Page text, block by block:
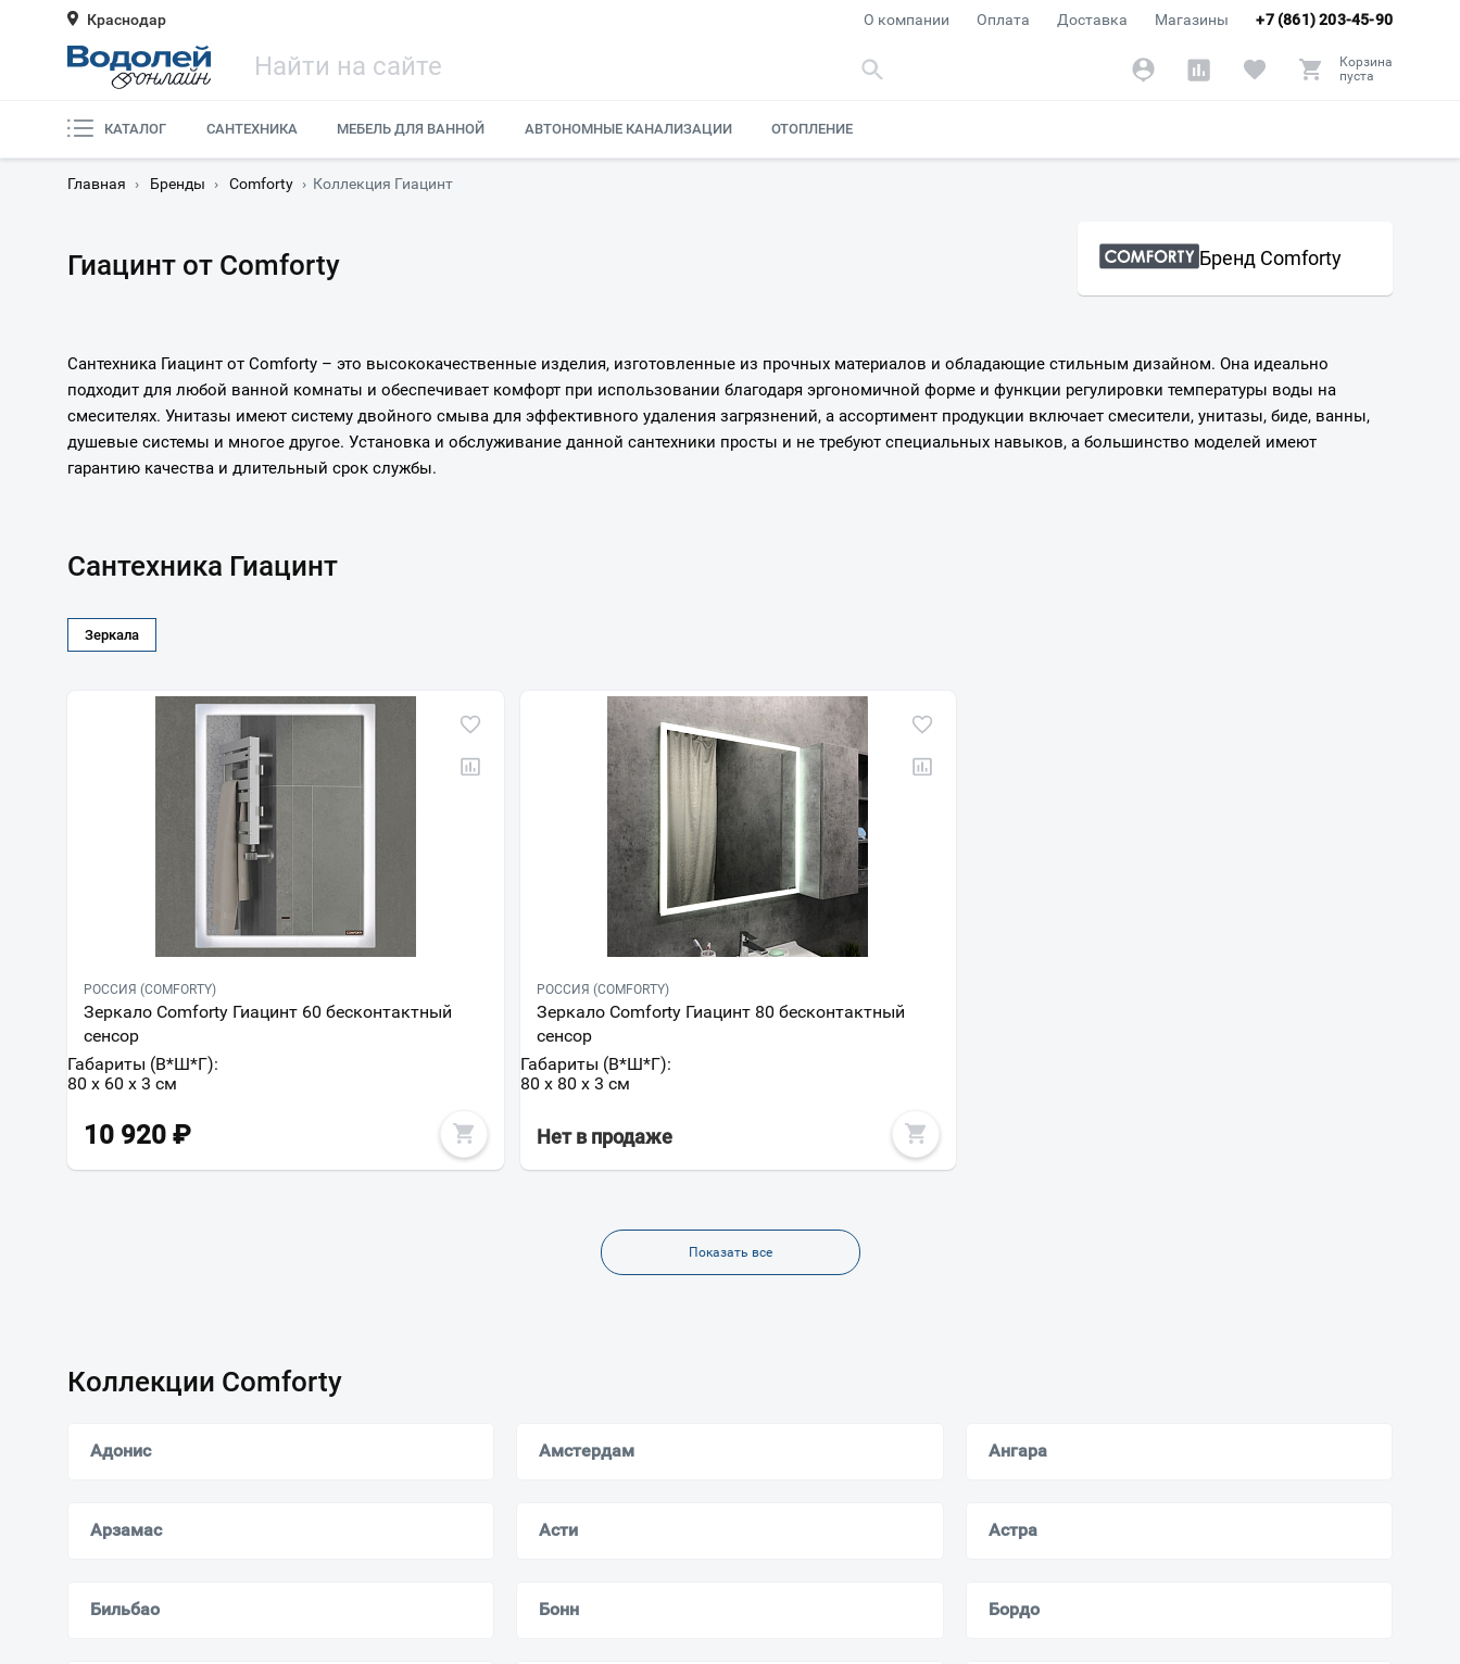
Краснодар +7 (861) 203-45-90
О компании Оплата Доставка Магазины
Корзина
пуста
КАТАЛОГ САНТЕХНИКА МЕБЕЛЬ ДЛЯ ВАННОЙ АВТОНОМНЫЕ КАНАЛИЗАЦИИ ОТОПЛЕНИЕ
Главная › Бренды › Comforty › Коллекция Гиацинт
Гиацинт от Comforty Бренд Comforty
Сантехника Гиацинт от Comforty – это высококачественные изделия, изготовленные из прочных материалов и обладающие стильным дизайном. Она идеально
подходит для любой ванной комнаты и обеспечивает комфорт при использовании благодаря эргономичной форме и функции регулировки температуры воды на
смесителях. Унитазы имеют систему двойного смыва для эффективного удаления загрязнений, а ассортимент продукции включает смесители, унитазы, биде, ванны,
душевые системы и многое другое. Установка и обслуживание данной сантехники просты и не требуют специальных навыков, а большинство моделей имеют
гарантию качества и длительный срок службы.
Сантехника Гиацинт
Зеркала
РОССИЯ (COMFORTY)
Зеркало Comforty Гиацинт 60 бесконтактный
сенсор
Габариты (В*Ш*Г):
80 x 60 x 3 см
10 920 ₽
РОССИЯ (COMFORTY)
Зеркало Comforty Гиацинт 80 бесконтактный
сенсор
Габариты (В*Ш*Г):
80 x 80 x 3 см
Нет в продаже
Показать все
Коллекции Comforty
Адонис Амстердам Ангара
Арзамас Асти Астра
Бильбао Бонн Бордо